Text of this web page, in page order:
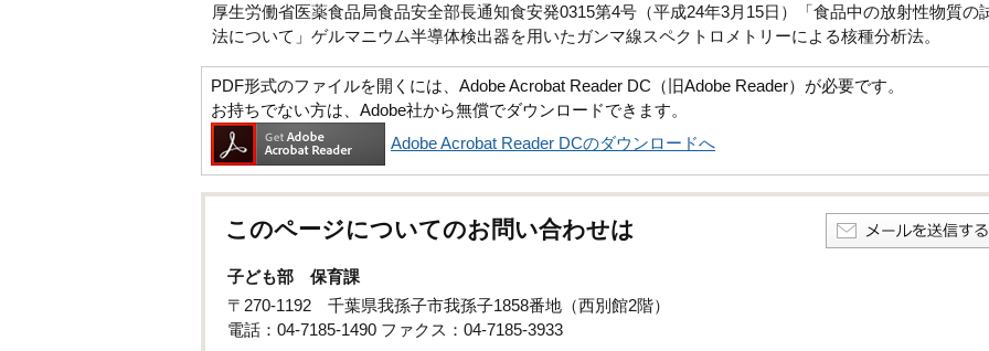
厚生労働省医薬食品局食品安全部長通知食安発0315第4号（平成24年3月15日）「食品中の放射性物質の
法について」ゲルマニウム半導体検出器を用いたガンマ線スペクトロメトリーによる核種分析法。
PDF形式のファイルを開くには、Adobe Acrobat Reader DC（旧Adobe Reader）が必要です。
お持ちでない方は、Adobe社から無償でダウンロードできます。
Adobe Acrobat Reader DCのダウンロードへ
このページについてのお問い合わせは
子ども部 保育課
〒270-1192 千葉県我孫子市我孫子1858番地（西別館2階）
電話：04-7185-1490 ファクス：04-7185-3933